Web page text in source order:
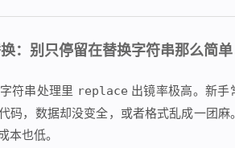
：别只停留在替换字符串那么简单
符串处理里 replace 出镜率极高。新手
码，数据却没变全，或者格式乱成一团
本也低。